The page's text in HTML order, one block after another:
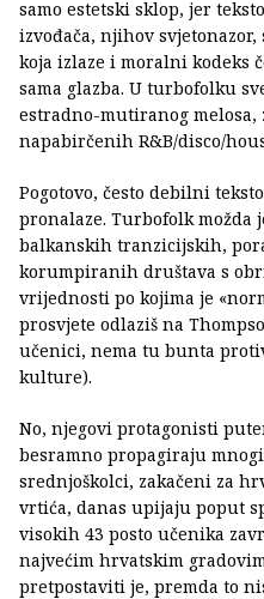
samo estetski sklop, jer
izvođača, njihov
koja izlaze i moralni kodeks
sama glazba. U turbofolku
estradno-mutiranog
napabirčenih R&B/disco/
Pogotovo, često debilni
pronalaze. Turbofolk možda
balkanskih tranzicijskih,
korumpiranih društava s
vrijednosti po kojima je
prosvjete odlaziš na
učenici, nema tu bunta
kulture).
No, njegovi protagonisti
besramno propagiraju
srednjoškolci, zakačeni za
vrtića, danas upijaju poput
visokih 43 posto učenika
najvećim hrvatskim
pretpostaviti je, premda to